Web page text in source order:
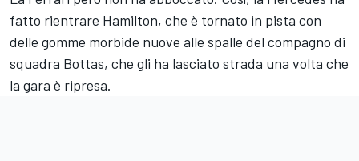
fatto rientrare Hamilton, che è tornato in pista con
delle gomme morbide nuove alle spalle del compagno di
squadra Bottas, che gli ha lasciato strada una volta che
la gara è ripresa.